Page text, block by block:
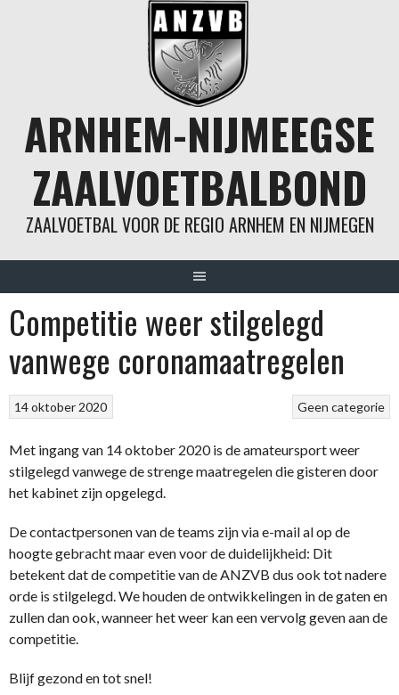
ARNHEM-NIJMEEGSE
ZAALVOETBALBOND
ZAALVOETBAL VOOR DE REGIO ARNHEM EN NIJMEGEN
Competitie weer stilgelegd
vanwege coronamaatregelen
Geen categorie
14 oktober 2020
Met ingang van 14 oktober 2020 is de amateursport weer
stilgelegd vanwege de strenge maatregelen die gisteren door
het kabinet zijn opgelegd.
De contactpersonen van de teams zijn via e-mail al op de
hoogte gebracht maar even voor de duidelijkheid: Dit
betekent dat de competitie van de ANZVB dus ook tot nadere
orde is stilgelegd. We houden de ontwikkelingen in de gaten en
zullen dan ook, wanneer het weer kan een vervolg geven aan de
competitie.
Blijf gezond en tot snel!